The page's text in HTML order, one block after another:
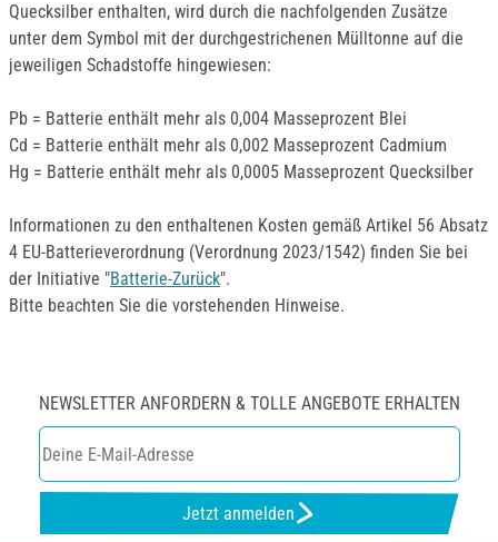
Quecksilber enthalten, wird durch die nachfolgenden Zusätze
unter dem Symbol mit der durchgestrichenen Mülltonne auf die
jeweiligen Schadstoffe hingewiesen:
Pb = Batterie enthält mehr als 0,004 Masseprozent Blei
Cd = Batterie enthält mehr als 0,002 Masseprozent Cadmium
Hg = Batterie enthält mehr als 0,0005 Masseprozent Quecksilber
Informationen zu den enthaltenen Kosten gemäß Artikel 56 Absatz
4 EU-Batterieverordnung (Verordnung 2023/1542) finden Sie bei
der Initiative "Batterie-Zurück".
Bitte beachten Sie die vorstehenden Hinweise.
NEWSLETTER ANFORDERN & TOLLE ANGEBOTE ERHALTEN
Jetzt anmelden